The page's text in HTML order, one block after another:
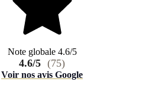
Note globale 4.6/5
4.6/5 (75)
Voir nos avis Google